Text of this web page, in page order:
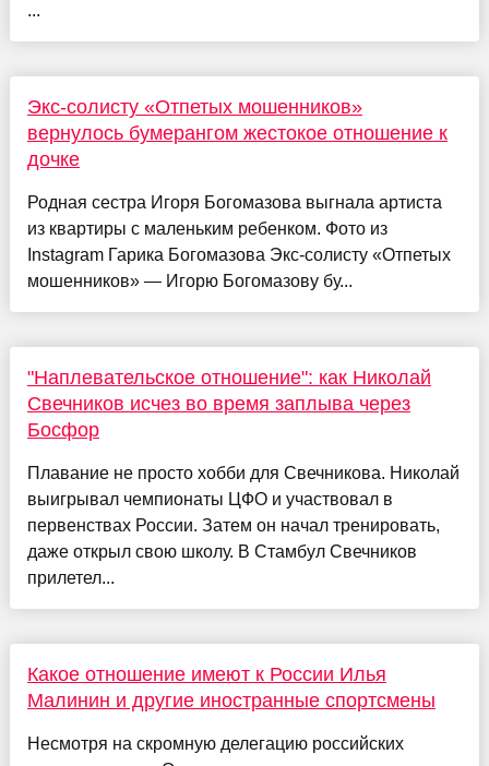
...
Экс-солисту «Отпетых мошенников»
вернулось бумерангом жестокое отношение к
дочке
Родная сестра Игоря Богомазова выгнала артиста
из квартиры с маленьким ребенком. Фото из
Instagram Гарика Богомазова Экс-солисту «Отпетых
мошенников» — Игорю Богомазову бу...
"Наплевательское отношение": как Николай
Свечников исчез во время заплыва через
Босфор
Плавание не просто хобби для Свечникова. Николай
выигрывал чемпионаты ЦФО и участвовал в
первенствах России. Затем он начал тренировать,
даже открыл свою школу. В Стамбул Свечников
прилетел...
Какое отношение имеют к России Илья
Малинин и другие иностранные спортсмены
Несмотря на скромную делегацию российских